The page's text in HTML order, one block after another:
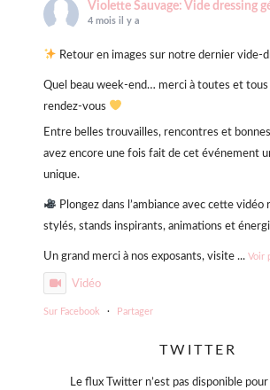
Violette Sauvage: Vide dressing
4 mois il y a
Retour en images sur notre dernier vide-
Quel beau week-end… merci à toutes et tous
rendez-vous
Entre belles trouvailles, rencontres et
avez encore une fois fait de cet événement
unique.
Plongez dans l’ambiance avec cette vidéo
stylés, stands inspirants, animations et
Un grand merci à nos exposants, visite ... Voir
Vidéo
Sur Facebook · Partager
4 mois il y a
TWITTER
Le flux Twitter n’est pas disponible